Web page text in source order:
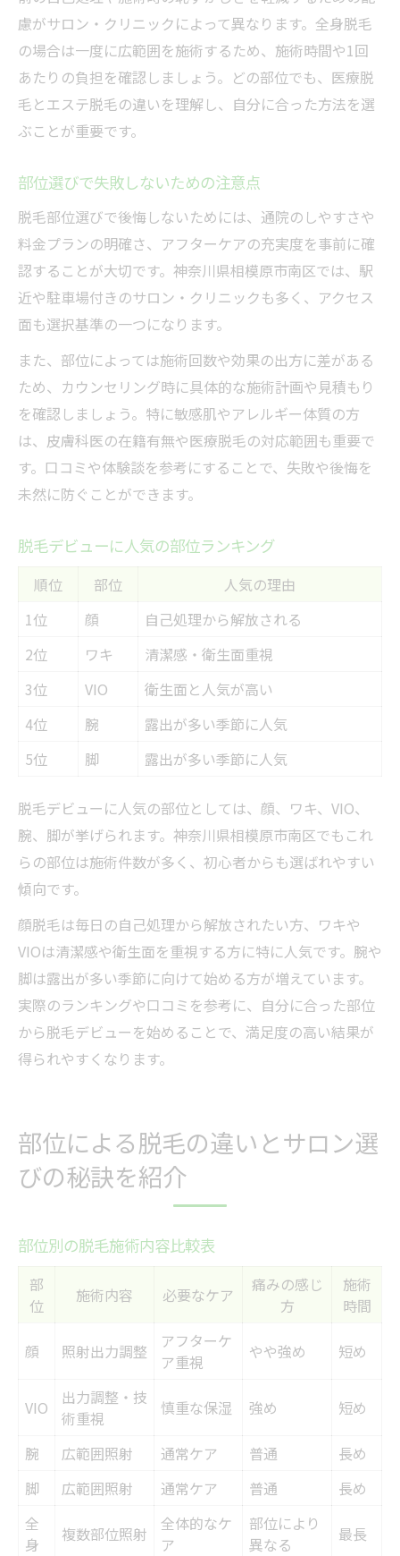
慮がサロン・クリニックによって異なります。全身脱毛
の場合は一度に広範囲を施術するため、施術時間や1回
あたりの負担を確認しましょう。どの部位でも、医療脱
毛とエステ脱毛の違いを理解し、自分に合った方法を選
ぶことが重要です。
部位選びで失敗しないための注意点
脱毛部位選びで後悔しないためには、通院のしやすさや
料金プランの明確さ、アフターケアの充実度を事前に確
認することが大切です。神奈川県相模原市南区では、駅
近や駐車場付きのサロン・クリニックも多く、アクセス
面も選択基準の一つになります。
また、部位によっては施術回数や効果の出方に差がある
ため、カウンセリング時に具体的な施術計画や見積もり
を確認しましょう。特に敏感肌やアレルギー体質の方
は、皮膚科医の在籍有無や医療脱毛の対応範囲も重要で
す。口コミや体験談を参考にすることで、失敗や後悔を
未然に防ぐことができます。
脱毛デビューに人気の部位ランキング
順位 部位
人気の理由
1位
顔
自己処理から解放される
2位
ワキ
清潔感・衛生面重視
3位
VIO
衛生面と人気が高い
4位
腕
露出が多い季節に人気
5位
脚 露出が多い季節に人気
脱毛デビューに人気の部位としては、顔、ワキ、VIO、
腕、脚が挙げられます。神奈川県相模原市南区でもこれ
らの部位は施術件数が多く、初心者からも選ばれやすい
傾向です。
顔脱毛は毎日の自己処理から解放されたい方、ワキや
VIOは清潔感や衛生面を重視する方に特に人気です。腕や
脚は露出が多い季節に向けて始める方が増えています。
実際のランキングや口コミを参考に、自分に合った部位
から脱毛デビューを始めることで、満足度の高い結果が
得られやすくなります。
部位による脱毛の違いとサロン選
びの秘訣を紹介
部位別の脱毛施術内容比較表
部
位
施術内容 必要なケア
痛みの感じ
方
施術
時間
顔 照射出力調整
アフターケ
ア重視
やや強め 短め
VIO
出力調整・技
術重視
慎重な保湿 強め 短め
腕 広範囲照射 通常ケア 普通
長め
脚
広範囲照射 通常ケア 普通
長め
全
身
複数部位照射
全体的なケ
ア
部位により
異なる
最長